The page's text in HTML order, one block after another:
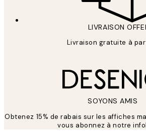
LIVRAISON
Livraison gratuite à
SOYONS AMIS
Obtenez 15% de rabais sur les affiches
vous abonnez à notre